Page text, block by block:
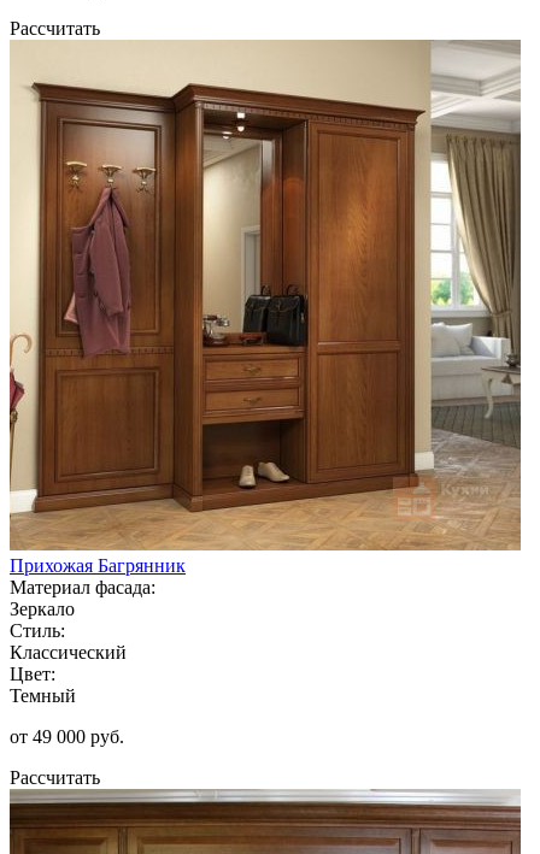
Рассчитать
Прихожая Багрянник
Материал фасада:
Зеркало
Стиль:
Классический
Цвет:
Темный
от 49 000 руб.
Рассчитать